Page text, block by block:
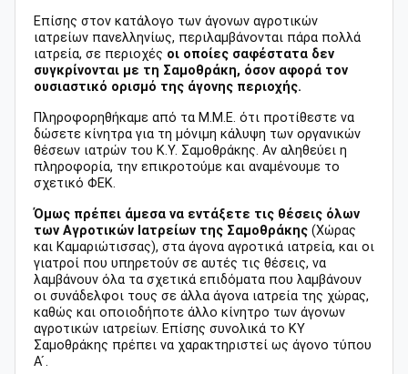
Επίσης στον κατάλογο των άγονων αγροτικών
ιατρείων πανελληνίως, περιλαμβάνονται πάρα πολλά
ιατρεία, σε περιοχές οι οποίες σαφέστατα δεν
συγκρίνονται με τη Σαμοθράκη, όσον αφορά τον
ουσιαστικό ορισμό της άγονης περιοχής.
Πληροφορηθήκαμε από τα Μ.Μ.Ε. ότι προτίθεστε να
δώσετε κίνητρα για τη μόνιμη κάλυψη των οργανικών
θέσεων ιατρών του Κ.Υ. Σαμοθράκης. Αν αληθεύει η
πληροφορία, την επικροτούμε και αναμένουμε το
σχετικό ΦΕΚ.
Όμως πρέπει άμεσα να εντάξετε τις θέσεις όλων
των Αγροτικών Ιατρείων της Σαμοθράκης (Χώρας
και Καμαριώτισσας), στα άγονα αγροτικά ιατρεία, και οι
γιατροί που υπηρετούν σε αυτές τις θέσεις, να
λαμβάνουν όλα τα σχετικά επιδόματα που λαμβάνουν
οι συνάδελφοι τους σε άλλα άγονα ιατρεία της χώρας,
καθώς και οποιοδήποτε άλλο κίνητρο των άγονων
αγροτικών ιατρείων. Επίσης συνολικά το ΚΥ
Σαμοθράκης πρέπει να χαρακτηριστεί ως άγονο τύπου
Α ́.